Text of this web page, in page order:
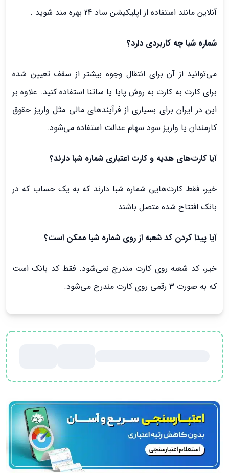
آنلاین مانند استفاده از اپلیکیشن ساد 24 بهره مند شوید .
شماره شبا چه کاربردی دارد؟
برای کارت به کارت به روش پایا یا ساتنا استفاده کنید. علاوه بر
این در ایران برای بسیاری از فرآیندهای مالی مثل واریز حقوق
کارمندان یا واریز سود سهام عدالت استفاده می‌شود.
آیا کارت‌های هدیه و کارت اعتباری شماره شبا دارند؟
خیر، فقط کارت‌هایی شماره شبا دارند که به یک حساب که در
بانک افتتاح شده متصل باشند.
آیا پیدا کردن کد شعبه از روی شماره شبا ممکن است؟
خیر، کد شعبه روی کارت مندرج نمی‌شود. فقط کد بانک است
که به صورت 3 رقمی روی کارت مندرج می‌شود.